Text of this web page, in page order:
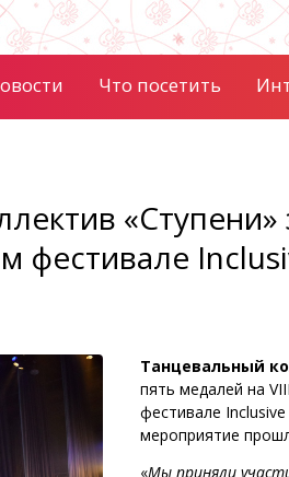
Что посетить
фестивале
Танцевальный
пять медалей на
фестивале
мероприятие
«Мы приняли